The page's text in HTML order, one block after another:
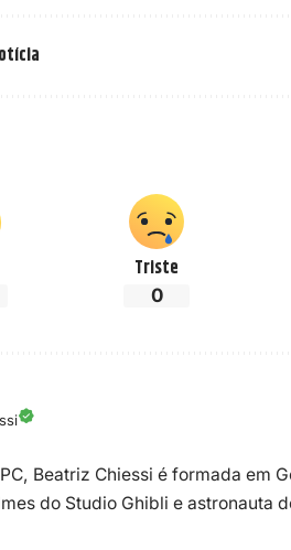
Triste
0
Beatriz Chiessi é formada em
do Studio Ghibli e astronauta